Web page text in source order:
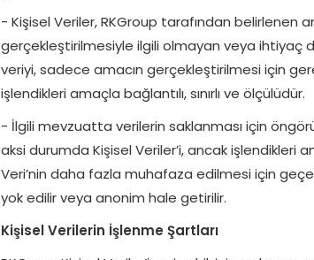
- Kişisel Veriler, RKGroup tarafından belirlenen
gerçekleştirilmesiyle ilgili olmayan veya ihtiyaç
veriyi, sadece amacın gerçekleştirilmesi için
işlendikleri amaçla bağlantılı, sınırlı ve ölçülüdür.
- İlgili mevzuatta verilerin saklanması için
aksi durumda Kişisel Veriler’i, ancak
Veri’nin daha fazla muhafaza edilmesi için
yok edilir veya anonim hale getirilir.
Kişisel Verilerin İşlenme Şartları